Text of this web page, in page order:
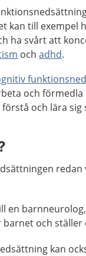
kan till exempel
ha svårt att
ochadhd.
och
och lära sig
redan
en
och ställer
kan